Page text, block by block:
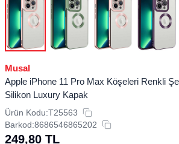
Musal
Apple iPhone 11 Pro Max Köşeleri Renkli
Silikon Luxury Kapak
Ürün Kodu:T25563
Barkod:8686546865202
249,80 TL